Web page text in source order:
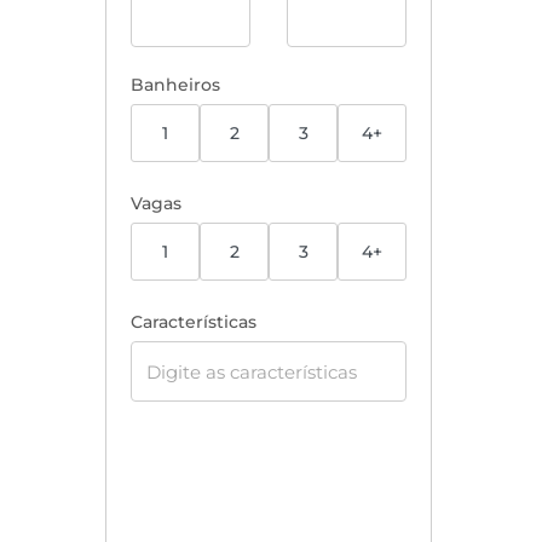
Banheiros
1 2 3 4+
Vagas
1 2 3 4+
Características